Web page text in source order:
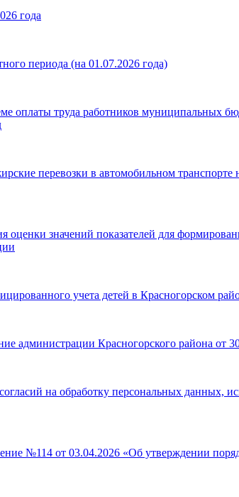
года
периода (на 01.07.2026 года)
оплаты труда работников муниципальных
перевозки в автомобильном
значений показателей для
учета детей в Красногорском
администрации Красногорского района от
на обработку персональных данных,
№114 от 03.04.2026 «Об утверждении